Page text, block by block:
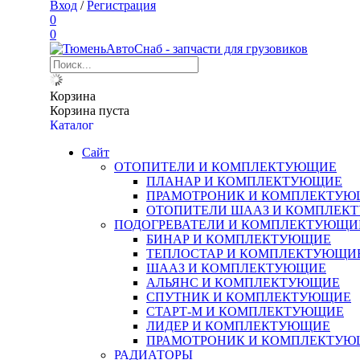
Вход /Регистрация
0
0
Корзина
Корзина пуста
Каталог
Сайт
ОТОПИТЕЛИ И КОМПЛЕКТУЮЩИЕ
ПЛАНАР И КОМПЛЕКТУЮЩИЕ
ПРАМОТРОНИК И
ОТОПИТЕЛИ ШААЗ И
ПОДОГРЕВАТЕЛИ И
БИНАР И КОМПЛЕКТУЮЩИЕ
ТЕПЛОСТАР И
ШААЗ И КОМПЛЕКТУЮЩИЕ
АЛЬЯНС И КОМПЛЕКТУЮЩИЕ
СПУТНИК И КОМПЛЕКТУЮЩИЕ
СТАРТ-М И КОМПЛЕКТУЮЩИЕ
ЛИДЕР И КОМПЛЕКТУЮЩИЕ
ПРАМОТРОНИК И
РАДИАТОРЫ